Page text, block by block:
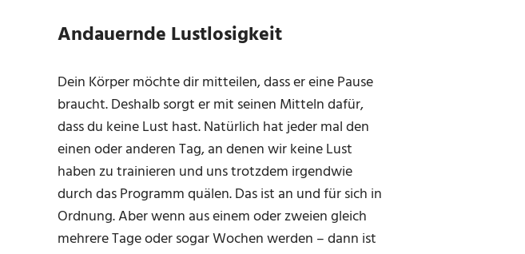
Andauernde Lustlosigkeit
Dein Körper möchte dir mitteilen, dass er eine Pause
braucht. Deshalb sorgt er mit seinen Mitteln dafür,
dass du keine Lust hast. Natürlich hat jeder mal den
einen oder anderen Tag, an denen wir keine Lust
haben zu trainieren und uns trotzdem irgendwie
durch das Programm quälen. Das ist an und für sich in
Ordnung. Aber wenn aus einem oder zweien gleich
mehrere Tage oder sogar Wochen werden – dann ist